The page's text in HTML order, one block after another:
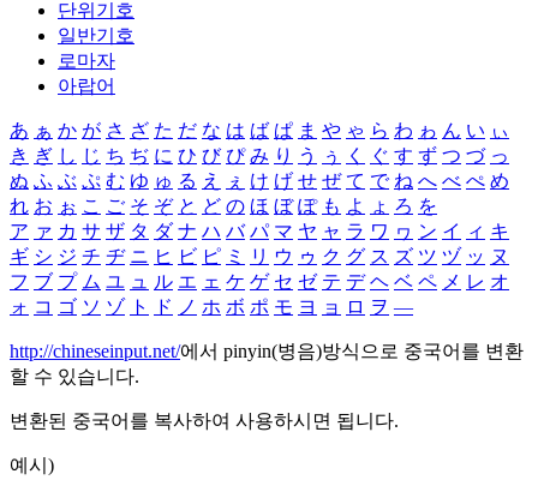
단위기호
일반기호
로마자
아랍어
あ ぁ か が さ ざ た だ な は ば ぱ ま や ゃ ら わ ゎ ん い ぃ
き ぎ し じ ち ぢ に ひ び ぴ み り う ぅ く ぐ す ず つ づ っ
ぬ ふ ぶ ぷ む ゆ ゅ る え ぇ け げ せ ぜ て で ね へ べ ぺ め
れ お ぉ こ ご そ ぞ と ど の ほ ぼ ぽ も よ ょ ろ を
ア ァ カ サ ザ タ ダ ナ ハ バ パ マ ヤ ャ ラ ワ ヮ ン イ ィ キ
ギ シ ジ チ ヂ ニ ヒ ビ ピ ミ リ ウ ゥ ク グ ス ズ ツ ヅ ッ ヌ
フ ブ プ ム ユ ュ ル エ ェ ケ ゲ セ ゼ テ デ ヘ ベ ペ メ レ オ
ォ コ ゴ ソ ゾ ト ド ノ ホ ボ ポ モ ヨ ョ ロ ヲ ―
http://chineseinput.net/에서 pinyin(병음)방식으로 중국어를 변환
할 수 있습니다.
변환된 중국어를 복사하여 사용하시면 됩니다.
예시)